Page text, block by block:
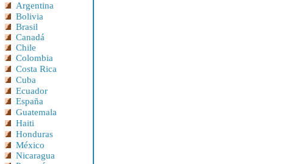
Argentina
Bolivia
Brasil
Canadá
Chile
Colombia
Costa Rica
Cuba
Ecuador
España
Guatemala
Haiti
Honduras
México
Nicaragua